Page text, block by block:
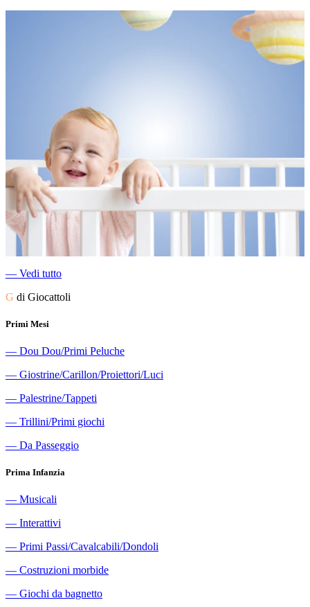
― Vedi tutto
G di Giocattoli
Primi Mesi
― Dou Dou/Primi Peluche
― Giostrine/Carillon/Proiettori/Luci
― Palestrine/Tappeti
― Trillini/Primi giochi
― Da Passeggio
Prima Infanzia
― Musicali
― Interattivi
― Primi Passi/Cavalcabili/Dondoli
― Costruzioni morbide
― Giochi da bagnetto